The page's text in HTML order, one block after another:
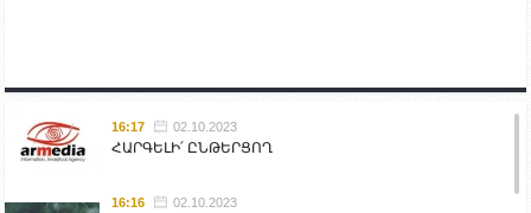
16:17 02.10.2023
ՀԱՐԳԵԼԻ՛ ԸՆԹԵՐՑՈՂ
16:16 02.10.2023